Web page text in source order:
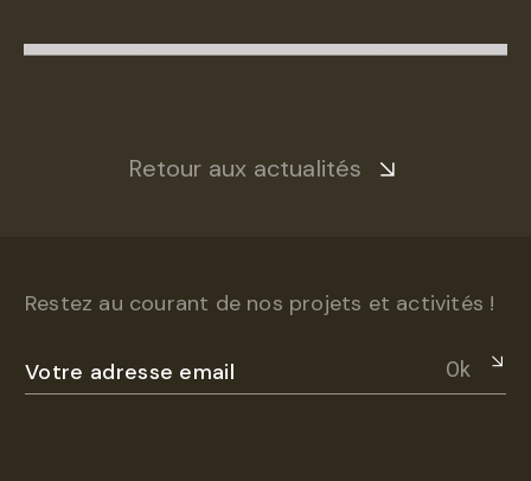
Retour aux actualités
Restez au courant de nos projets et activités !
Ok